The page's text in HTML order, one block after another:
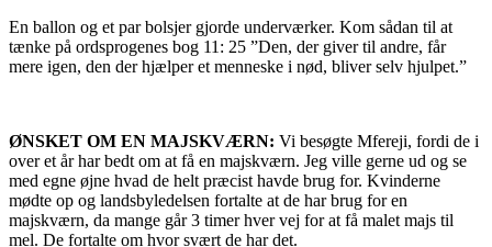
En ballon og et par bolsjer gjorde underværker. Kom sådan til at
tænke på ordsprogenes bog 11: 25 ”Den, der giver til andre, får
mere igen, den der hjælper et menneske i nød, bliver selv hjulpet.”
ØNSKET OM EN MAJSKVÆRN: Vi besøgte Mfereji, fordi de i
over et år har bedt om at få en majskværn. Jeg ville gerne ud og se
med egne øjne hvad de helt præcist havde brug for. Kvinderne
mødte op og landsbyledelsen fortalte at de har brug for en
majskværn, da mange går 3 timer hver vej for at få malet majs til
mel. De fortalte om hvor svært de har det.